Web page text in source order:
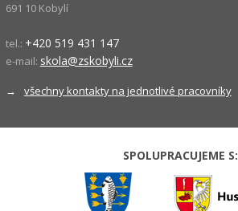
691 10 Kobylí
tel.: +420 519 431 147
e-mail: skola@zskobyli.cz
→ všechny kontakty na jednotlivé pracovníky
SPOLUPRACUJEME S: